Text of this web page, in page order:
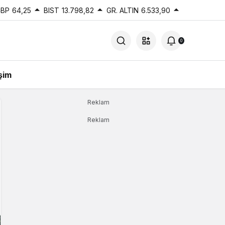
64,25 BIST 13.798,82 GR. ALTIN 6.533,90
0
Reklam
Reklam